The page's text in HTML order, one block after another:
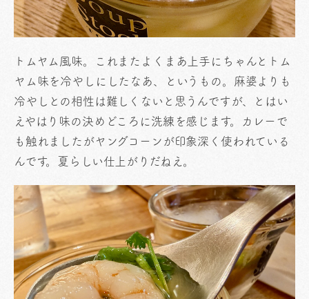
トムヤム風味。これまたよくまあ上手にちゃんとトム
ヤム味を冷やしにしたなあ、というもの。麻婆よりも
冷やしとの相性は難しくないと思うんですが、とはい
えやはり味の決めどころに洗練を感じます。カレーで
も触れましたがヤングコーンが印象深く使われている
んです。夏らしい仕上がりだねえ。